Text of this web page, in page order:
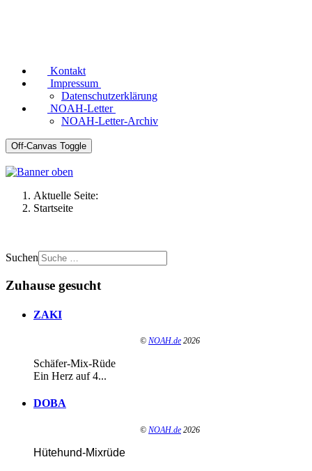
Kontakt
Impressum
Datenschutzerklärung
NOAH-Letter
NOAH-Letter-Archiv
Off-Canvas Toggle
Aktuelle Seite:
Startseite
Suchen
Zuhause gesucht
ZAKI
© NOAH.de 2026
Schäfer-Mix-Rüde
Ein Herz auf 4...
DOBA
© NOAH.de 2026
Hütehund-Mixrüde